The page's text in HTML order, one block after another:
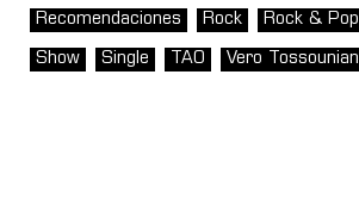
Recomendaciones Rock Rock & Pop
Show Single TAO Vero Tossounian